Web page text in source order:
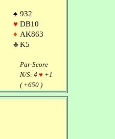
♠ 932
♥ DB10
♦ AK863
♣K5
Par-Score
N/S: 4 ♥ +1
( +650 )